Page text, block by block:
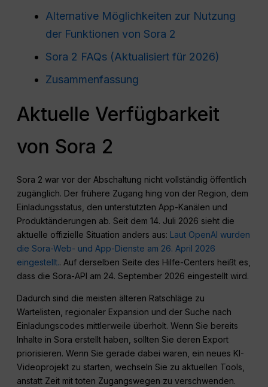
Alternative Möglichkeiten zur Nutzung
der Funktionen von Sora 2
Sora 2 FAQs (Aktualisiert für 2026)
Zusammenfassung
Aktuelle Verfügbarkeit
von Sora 2
Sora 2 war vor der Abschaltung nicht vollständig öffentlich
zugänglich. Der frühere Zugang hing von der Region, dem
Einladungsstatus, den unterstützten App-Kanälen und
Produktänderungen ab. Seit dem 14. Juli 2026 sieht die
aktuelle offizielle Situation anders aus: Laut OpenAI wurden
die Sora-Web- und App-Dienste am 26. April 2026
eingestellt.. Auf derselben Seite des Hilfe-Centers heißt es,
dass die Sora-API am 24. September 2026 eingestellt wird.
Dadurch sind die meisten älteren Ratschläge zu
Wartelisten, regionaler Expansion und der Suche nach
Einladungscodes mittlerweile überholt. Wenn Sie bereits
Inhalte in Sora erstellt haben, sollten Sie deren Export
priorisieren. Wenn Sie gerade dabei waren, ein neues KI-
Videoprojekt zu starten, wechseln Sie zu aktuellen Tools,
anstatt Zeit mit toten Zugangswegen zu verschwenden.